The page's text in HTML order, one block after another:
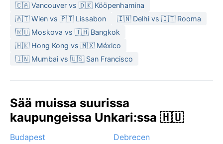
🇨🇦 Vancouver vs 🇩🇰 Kööpenhamina
🇦🇹 Wien vs 🇵🇹 Lissabon
🇮🇳 Delhi vs 🇮🇹 Rooma
🇷🇺 Moskova vs 🇹🇭 Bangkok
🇭🇰 Hong Kong vs 🇲🇽 México
🇮🇳 Mumbai vs 🇺🇸 San Francisco
Sää muissa suurissa
kaupungeissa Unkari:ssa 🇭🇺
Budapest
Debrecen